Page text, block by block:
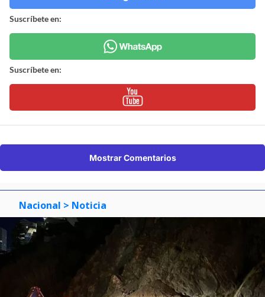
Suscríbete en:
Suscríbete en:
Mostrar Comentarios
Nacional > Noticia